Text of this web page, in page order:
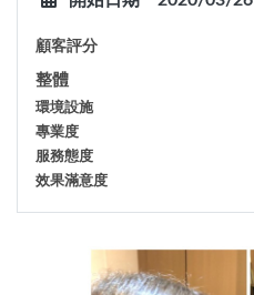
顧客評分
整體
環境設施
專業度
服務態度
效果滿意度